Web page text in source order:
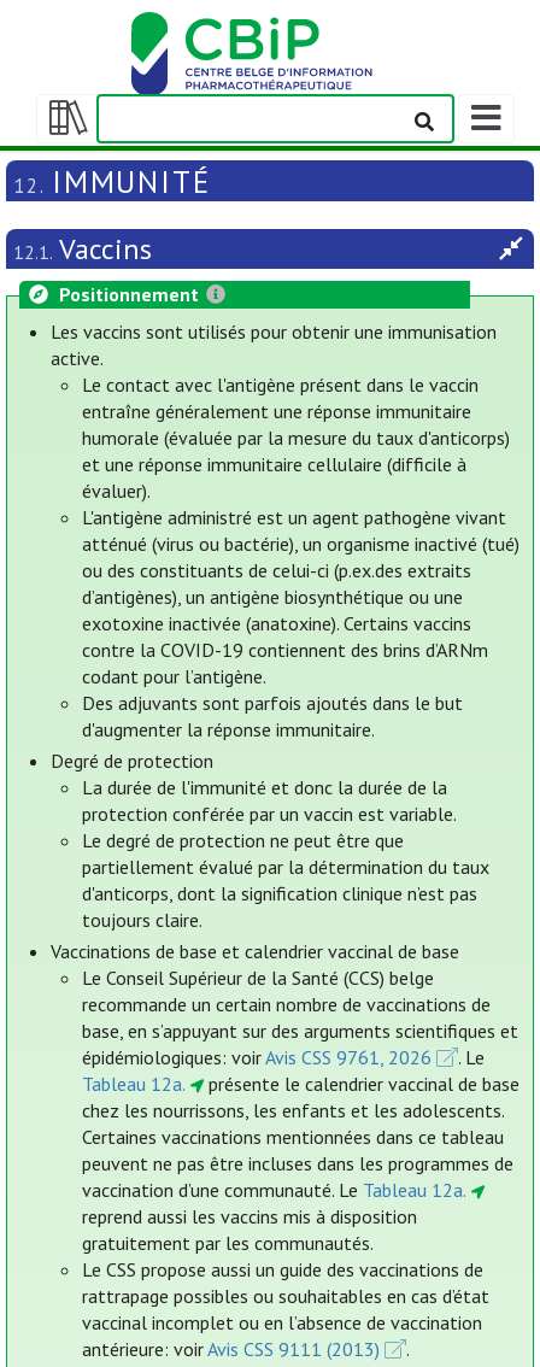
Afficher/masquer
la
table
matières
Afficher/
la
barre
12. IMMUNITÉ
12.1. Vaccins
Positionnement
Les vaccins sont utilisés pour obtenir une immunisation
active.
Le contact avec l'antigène présent dans le vaccin
entraîne généralement une réponse immunitaire
humorale (évaluée par la mesure du taux d'anticorps)
et une réponse immunitaire cellulaire (difficile à
évaluer).
L'antigène administré est un agent pathogène vivant
atténué (virus ou bactérie), un organisme inactivé (tué)
ou des constituants de celui-ci (p.ex.des extraits
d’antigènes), un antigène biosynthétique ou une
exotoxine inactivée (anatoxine). Certains vaccins
contre la COVID-19 contiennent des brins d’ARNm
codant pour l’antigène.
Des adjuvants sont parfois ajoutés dans le but
d'augmenter la réponse immunitaire.
Degré de protection
La durée de l'immunité et donc la durée de la
protection conférée par un vaccin est variable.
Le degré de protection ne peut être que
partiellement évalué par la détermination du taux
d'anticorps, dont la signification clinique n’est pas
toujours claire.
Vaccinations de base et calendrier vaccinal de base
Le Conseil Supérieur de la Santé (CCS) belge
recommande un certain nombre de vaccinations de
base, en s’appuyant sur des arguments scientifiques et
épidémiologiques: voirAvis CSS 9761, 2026
. Le
Tableau 12a.
présente le calendrier vaccinal de base
chez les nourrissons, les enfants et les adolescents.
Certaines vaccinations mentionnées dans ce tableau
peuvent ne pas être incluses dans les programmes de
vaccination d’une communauté. Le Tableau 12a.
reprend aussi les vaccins mis à disposition
gratuitement par les communautés.
Le CSS propose aussi un guide des vaccinations de
rattrapage possibles ou souhaitables en cas d’état
vaccinal incomplet ou en l’absence de vaccination
antérieure: voirAvis CSS 9111 (2013)
.